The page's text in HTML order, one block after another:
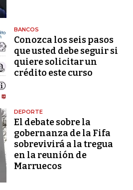
BANCOS
Conozca los seis pasos
que usted debe seguir si
quiere solicitar un
crédito este curso
DEPORTE
El debate sobre la
gobernanza de la Fifa
sobrevivirá a la tregua
en la reunión de
Marruecos